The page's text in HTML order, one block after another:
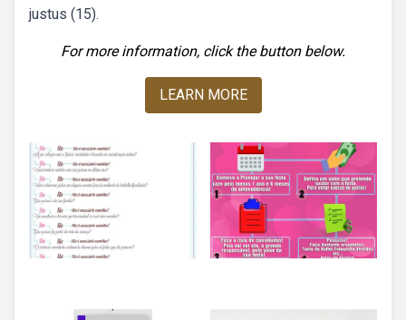
justus (15).
For more information, click the button below.
LEARN MORE